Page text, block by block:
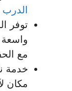
الدرب
توفر
مع
خدمة
مكان